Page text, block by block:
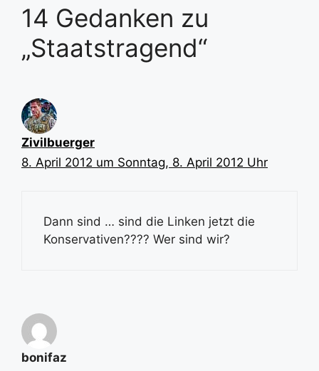
14 Gedanken zu
„Staatstragend“
Zivilbuerger
8. April 2012 um Sonntag, 8. April 2012 Uhr
Dann sind … sind die Linken jetzt die
Konservativen???? Wer sind wir?
bonifaz